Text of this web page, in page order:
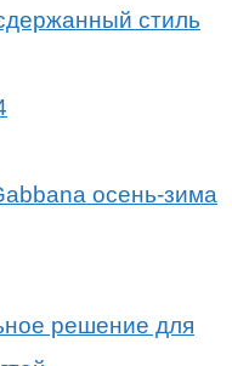
стиль
осень-зима
решение для